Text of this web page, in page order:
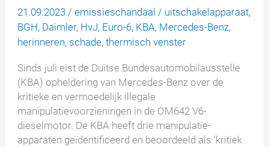
21.09.2023/emissieschandaal / uitschakelapparaat,
BGH, Daimler, HvJ, Euro-6, KBA, Mercedes-Benz,
herinneren, schade,thermisch venster
Sinds juli eist de Duitse Bundesautomobilausstelle
(KBA) opheldering van Mercedes-Benz over de
kritieke en vermoedelijk illegale
manipulatievoorzieningen in de OM642 V6-
dieselmotor. De KBA heeft drie manipulatie-
apparaten geïdentificeerd en beoordeeld als ‘kritiek